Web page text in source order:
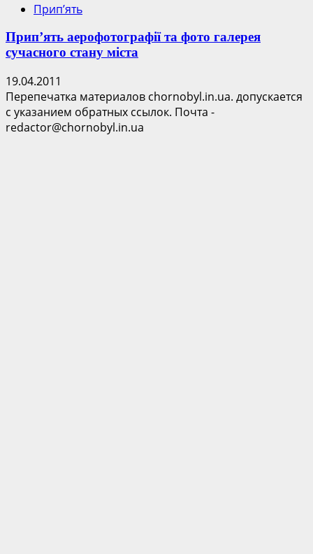
Прип’ять
Прип’ять аерофотографії та фото галерея
сучасного стану міста
19.04.2011
Перепечатка материалов chornobyl.in.ua. допускается
с указанием обратных ссылок. Почта -
redactor@chornobyl.in.ua